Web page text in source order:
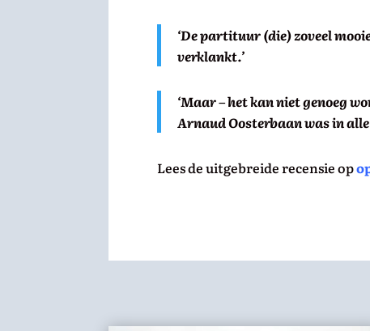
‘De partituur (die) zoveel
verklankt.’
‘Maar – het kan niet genoeg
Arnaud Oosterbaan was in
Lees de uitgebreide recensie op